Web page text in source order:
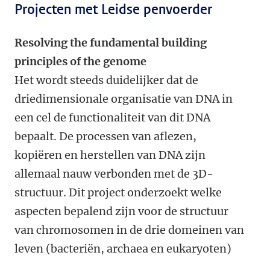
Projecten met Leidse penvoerder
Resolving the fundamental building
principles of the genome
Het wordt steeds duidelijker dat de
driedimensionale organisatie van DNA in
een cel de functionaliteit van dit DNA
bepaalt. De processen van aflezen,
kopiëren en herstellen van DNA zijn
allemaal nauw verbonden met de 3D-
structuur. Dit project onderzoekt welke
aspecten bepalend zijn voor de structuur
van chromosomen in de drie domeinen van
leven (bacteriën, archaea en eukaryoten)